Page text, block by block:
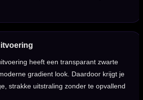
heeft een transparant zwarte
gradient look. Daardoor krijgt je
strakke uitstraling zonder te opvallend